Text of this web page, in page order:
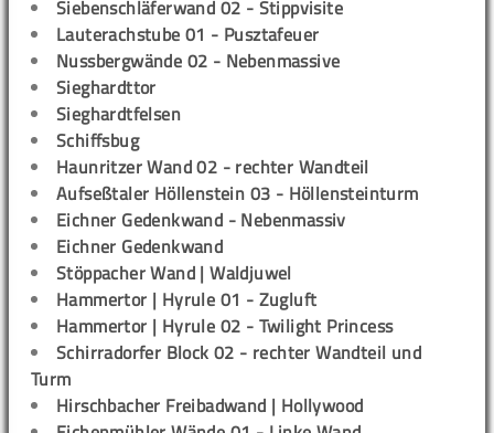
Siebenschläferwand 02 - Stippvisite
Lauterachstube 01 - Pusztafeuer
Nussbergwände 02 - Nebenmassive
Sieghardttor
Sieghardtfelsen
Schiffsbug
Haunritzer Wand 02 - rechter Wandteil
Aufseßtaler Höllenstein 03 - Höllensteinturm
Eichner Gedenkwand - Nebenmassiv
Eichner Gedenkwand
Stöppacher Wand | Waldjuwel
Hammertor | Hyrule 01 - Zugluft
Hammertor | Hyrule 02 - Twilight Princess
Schirradorfer Block 02 - rechter Wandteil und
Turm
Hirschbacher Freibadwand | Hollywood